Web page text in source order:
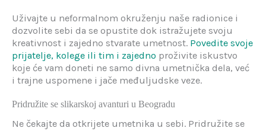
Uživajte u neformalnom okruženju naše radionice i
dozvolite sebi da se opustite dok istražujete svoju
kreativnost i zajedno stvarate umetnost. Povedite svoje
prijatelje, kolege ili tim i zajedno proživite iskustvo
koje će vam doneti ne samo divna umetnička dela, već
i trajne uspomene i jače međuljudske veze.
Pridružite se slikarskoj avanturi u Beogradu
Ne čekajte da otkrijete umetnika u sebi. Pridružite se